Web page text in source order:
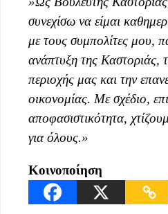
συνεχίσω να είμαι
με τους συμπολίτες μου,
ανάπτυξη της Καστοριάς,
περιοχής μας και την
οικονομίας. Με σχέδιο,
αποφασιστικότητα,
για όλους.»
Κοινοποίηση